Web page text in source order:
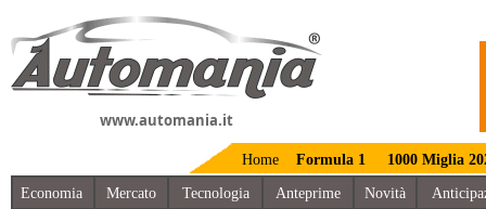
www.automania.it
Home Formula 1 1000 Miglia
Economia Mercato Tecnologia Anteprime Novità